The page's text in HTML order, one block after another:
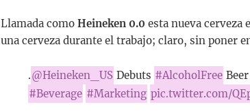
Llamada como Heineken 0.0 esta nueva cerveza
una cerveza durante el trabajo; claro, sin poner
.@Heineken_US Debuts #AlcoholFree
#Beverage #Marketing pic.twitter.com/